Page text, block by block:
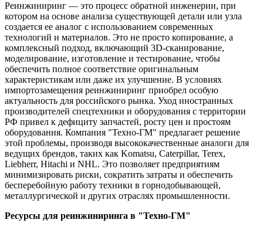
Реинжиниринг — это процесс обратной инженерии, при
котором на основе анализа существующей детали или узла
создается ее аналог с использованием современных
технологий и материалов. Это не просто копирование, а
комплексный подход, включающий 3D-сканирование,
моделирование, изготовление и тестирование, чтобы
обеспечить полное соответствие оригинальным
характеристикам или даже их улучшение. В условиях
импортозамещения реинжиниринг приобрел особую
актуальность для российского рынка. Уход иностранных
производителей спецтехники и оборудования с территории
РФ привел к дефициту запчастей, росту цен и простоям
оборудования. Компания "Техно-ГМ" предлагает решение
этой проблемы, производя высококачественные аналоги для
ведущих брендов, таких как Komatsu, Caterpillar, Terex,
Liebherr, Hitachi и NHL. Это позволяет предприятиям
минимизировать риски, сократить затраты и обеспечить
бесперебойную работу техники в горнодобывающей,
металлургической и других отраслях промышленности.
Ресурсы для реинжиниринга в "Техно-ГМ"